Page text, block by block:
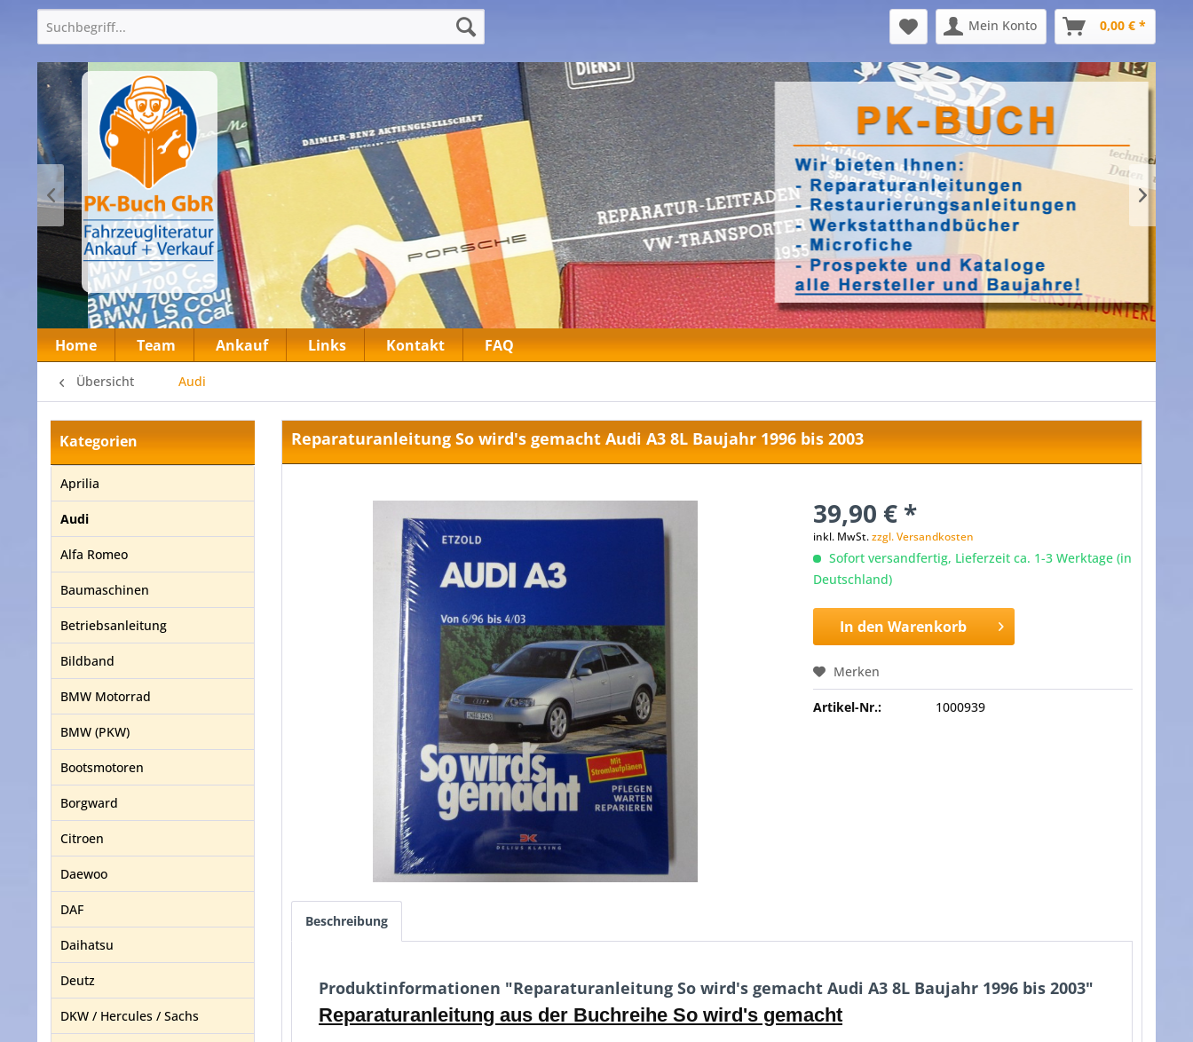
Mein Konto 0,00 € *
Home Team Ankauf Links Kontakt FAQ
Übersicht Audi
Kategorien
Aprilia
Audi
Alfa Romeo
Baumaschinen
Betriebsanleitung
Bildband
BMW Motorrad
BMW (PKW)
Bootsmotoren
Borgward
Citroen
Daewoo
DAF
Daihatsu
Deutz
DKW / Hercules / Sachs
Reparaturanleitung So wird's gemacht Audi A3 8L Baujahr 1996 bis 2003
39,90 € *
inkl. MwSt.zzgl. Versandkosten
Sofort versandfertig, Lieferzeit ca. 1-3 Werktage (in
Deutschland)
In den Warenkorb
Merken
Artikel-Nr.: 1000939
Beschreibung
Produktinformationen "Reparaturanleitung So wird's gemacht Audi A3 8L Baujahr 1996 bis 2003"
Reparaturanleitung aus der Buchreihe So wird's gemacht